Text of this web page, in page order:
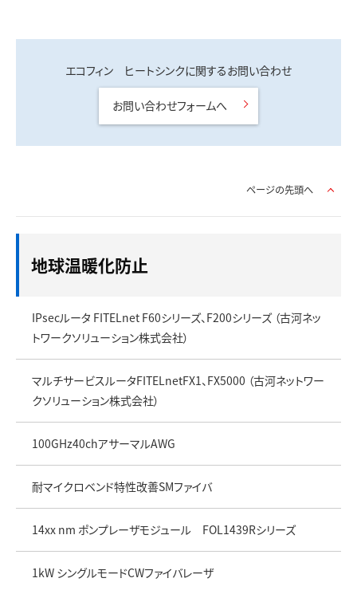
エコフィン ヒートシンクに関するお問い合わせ
お問い合わせフォームへ
ページの先頭へ
地球温暖化防止
IPsecルータ FITELnet F60シリーズ、F200シリーズ （古河ネッ
トワークソリューション株式会社）
マルチサービスルータFITELnetFX1、FX5000 （古河ネットワー
クソリューション株式会社）
100GHz40chアサーマルAWG
耐マイクロベンド特性改善SMファイバ
14xx nm ポンプレーザモジュール FOL1439Rシリーズ
1kW シングルモードCWファイバレーザ